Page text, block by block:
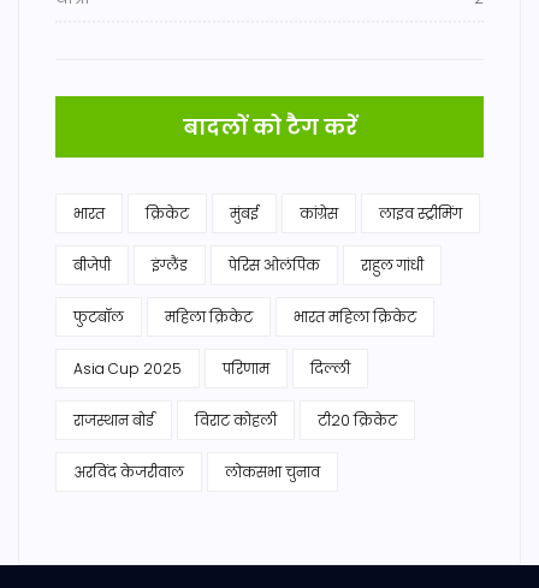
बादलों को टैग करें
भारत क्रिकेट मुंबई कांग्रेस लाइव स्ट्रीमिंग
बीजेपी इंग्लैंड पेरिस ओलंपिक राहुल गांधी
फुटबॉल महिला क्रिकेट भारत महिला क्रिकेट
Asia Cup 2025 परिणाम दिल्ली
राजस्थान बोर्ड विराट कोहली टी20 क्रिकेट
अरविंद केजरीवाल लोकसभा चुनाव